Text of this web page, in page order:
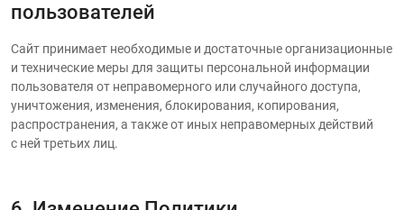
пользователей
Сайт принимает необходимые и достаточные организационные
и технические меры для защиты персональной информации
пользователя от неправомерного или случайного доступа,
уничтожения, изменения, блокирования, копирования,
распространения, а также от иных неправомерных действий
с ней третьих лиц.